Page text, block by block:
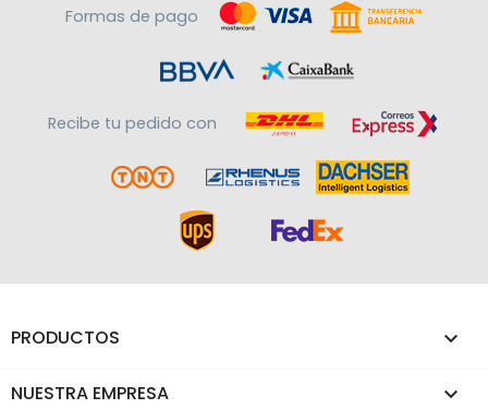
Formas de pago
Recibe tu pedido con
PRODUCTOS 
NUESTRA EMPRESA 